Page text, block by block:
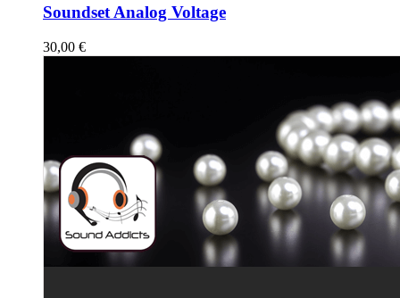
Soundset Analog Voltage
30,00 €